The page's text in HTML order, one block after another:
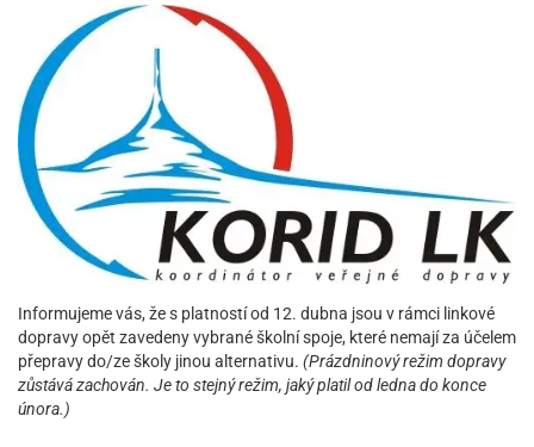
Informujeme vás, že s platností od 12. dubna jsou v rámci linkové
dopravy opět zavedeny vybrané školní spoje, které nemají za účelem
přepravy do/ze školy jinou alternativu. (Prázdninový režim dopravy
zůstává zachován. Je to stejný režim, jaký platil od ledna do konce
února.)